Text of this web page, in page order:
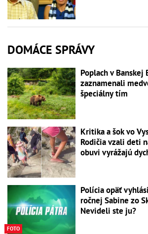
DOMÁCE SPRÁVY
Poplach v
zaznamenali
špeciálny tím
Kritika a šok vo
Rodičia vzali deti
obuvi vyrážajú
FOTO
Polícia opäť
ročnej Sabine zo
Nevideli ste ju?